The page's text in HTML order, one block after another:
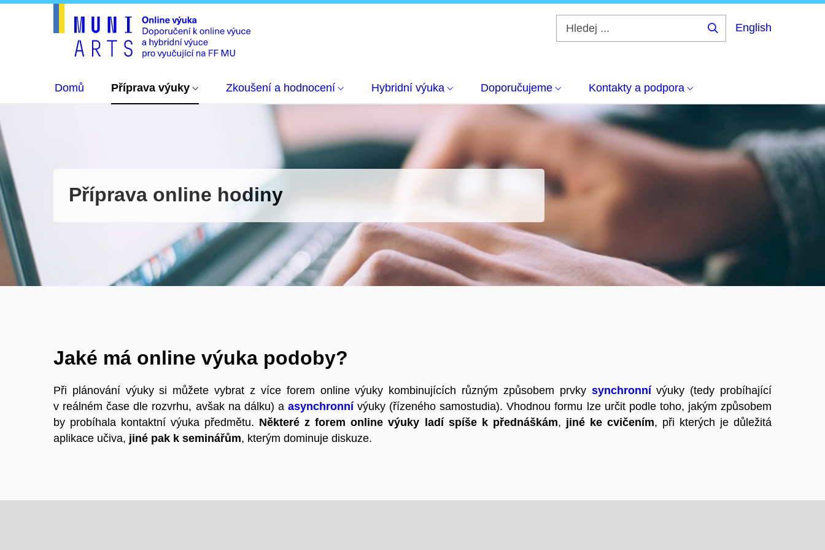
English
Domů Příprava výuky Zkoušení a hodnocení Hybridní výuka Doporučujeme Kontakty a podpora
Příprava online hodiny
Jaké má online výuka podoby?
Při plánování výuky si můžete vybrat z více forem online výuky kombinujících různým způsobem prvky synchronnívýuky (tedy probíhající
v reálném čase dle rozvrhu, avšak na dálku) a asynchronnívýuky (řízeného samostudia). Vhodnou formu lze určit podle toho, jakým způsobem
by probíhala kontaktní výuka předmětu. Některé z forem online výuky ladí spíše k přednáškám, jiné ke cvičením, při kterých je důležitá
aplikace učiva, jiné pak k seminářům, kterým dominuje diskuze.